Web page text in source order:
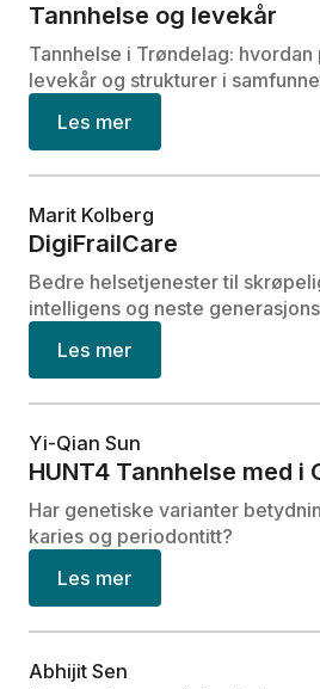
Tannhelse og levekår
Tannhelse i Trøndelag:
levekår og strukturer i
Les mer
Marit Kolberg
DigiFrailCare
Bedre helsetjenester til
intelligens og neste
Les mer
Yi-Qian Sun
HUNT4 Tannhelse med i
Har genetiske varianter
karies og periodontitt?
Les mer
Abhijit Sen